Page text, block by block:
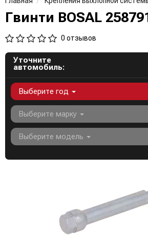
Гвинти BOSAL
0 отзывов
Уточните
автомобиль:
Выберите год
Выберите марку
Выберите модель